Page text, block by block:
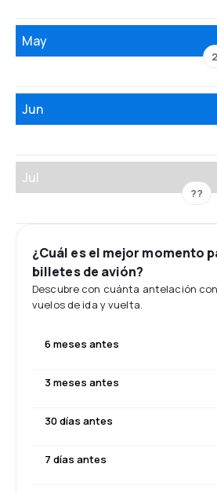
May
Jun
Jul
??
¿Cuál es el mejor momento
billetes de avión?
Descubre con cuánta antelación
vuelos de ida y vuelta.
6 meses antes
3 meses antes
30 días antes
7 días antes